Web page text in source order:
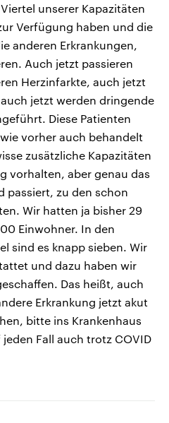
unserer Kapazitäten
Verfügung haben und die
anderen Erkrankungen,
Auch jetzt passieren
Herzinfarkte, auch jetzt
jetzt werden dringende
Diese Patienten
vorher auch behandelt
zusätzliche Kapazitäten
vorhalten, aber genau das
passiert, zu den schon
Wir hatten ja bisher 29
Einwohner. In den
sind es knapp sieben. Wir
und dazu haben wir
Das heißt, auch
Erkrankung jetzt akut
bitte ins Krankenhaus
Fall auch trotz COVID